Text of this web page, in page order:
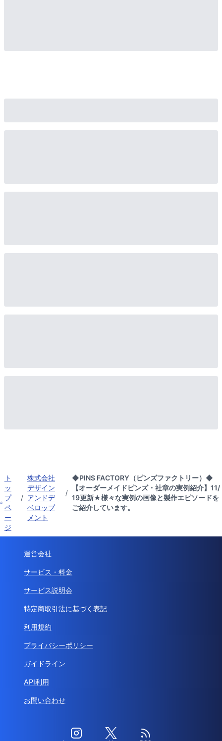
ト
ッ
プ
ペ
ー
ジ
/
株式会社
デザイン
アンドデ
ベロップ
メント
/
◆PINS FACTORY（ピンズファクトリー）◆
【オーダーメイドピンズ・社章の実例紹介】11/
19更新★様々な実例の画像と製作エピソードを
ご紹介しています。
運営会社
サービス・料金
サービス説明会
特定商取引法に基づく表記
利用規約
プライバシーポリシー
ガイドライン
API利用
お問い合わせ